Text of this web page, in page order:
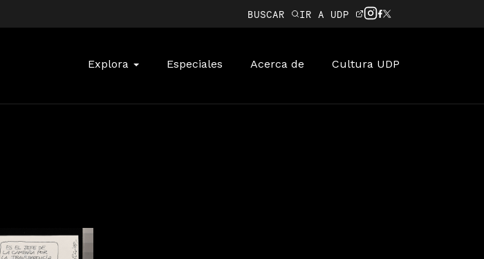
BUSCAR IR A UDP
Explora Especiales Acerca de Cultura UDP